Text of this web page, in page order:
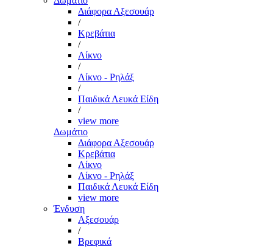
Διάφορα Αξεσουάρ
/
Κρεβάτια
/
Λίκνο
/
Λίκνο - Ρηλάξ
/
Παιδικά Λευκά Είδη
/
view more
Δωμάτιο
Διάφορα Αξεσουάρ
Κρεβάτια
Λίκνο
Λίκνο - Ρηλάξ
Παιδικά Λευκά Είδη
view more
Ένδυση
Αξεσουάρ
/
Βρεφικά